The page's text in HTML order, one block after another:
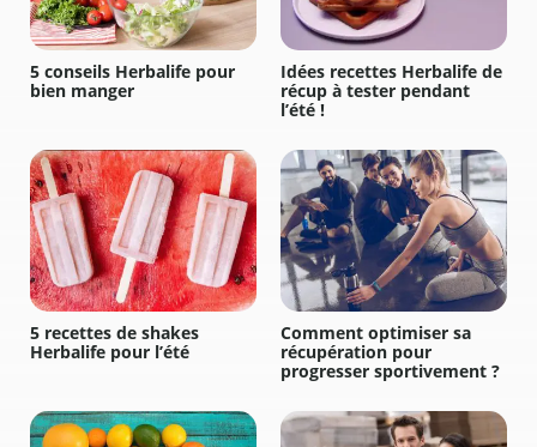
5 conseils Herbalife pour
bien manger
Idées recettes Herbalife de
récup à tester pendant
l’été !
5 recettes de shakes
Herbalife pour l’été
Comment optimiser sa
récupération pour
progresser sportivement ?